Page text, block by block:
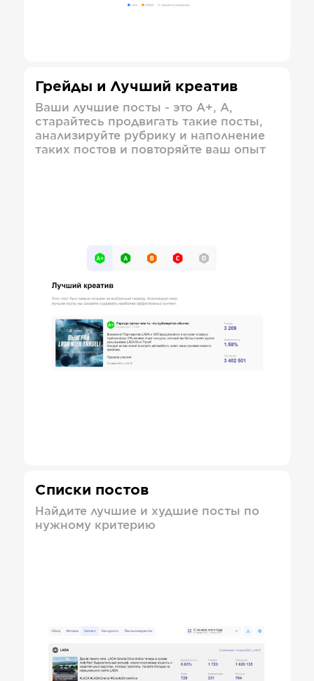
Грейды и Лучший креатив
Ваши лучшие посты - это А+, А,
старайтесь продвигать такие посты,
анализируйте рубрику и наполнение
таких постов и повторяйте ваш опыт
Списки постов
Найдите лучшие и худшие посты по
нужному критерию